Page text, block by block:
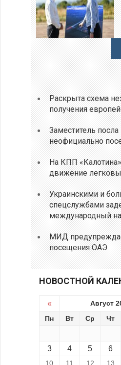
Раскрыта схема
получения
Заместитель
неофициально
На КПП
движение
Украинскими и
спецслужбами
международный
МИД
посещения ОАЭ
НОВОСТНОЙ
« Август
Пн Вт Ср Чт
3 4 5 6
10
11 12 13